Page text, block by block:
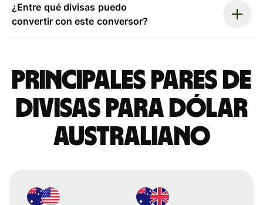
¿Entre qué divisas puedo
convertir con este conversor?
Principales pares de
divisas para dólar
australiano